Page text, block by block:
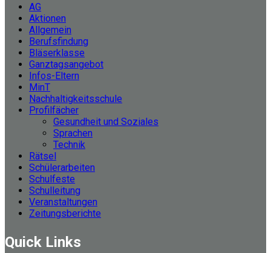
AG
Aktionen
Allgemein
Berufsfindung
Bläserklasse
Ganztagsangebot
Infos-Eltern
MinT
Nachhaltigkeitsschule
Profilfächer
Gesundheit und Soziales
Sprachen
Technik
Rätsel
Schülerarbeiten
Schulfeste
Schulleitung
Veranstaltungen
Zeitungsberichte
Quick Links